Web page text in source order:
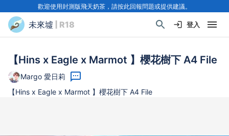
歡迎使用封測版飛天奶茶，請按此回報問題或提供建議。
未來墟 | R18 登入
【Hins x Eagle x Marmot 】櫻花樹下 A4 File
Margo 愛日莉
【Hins x Eagle x Marmot 】櫻花樹下 A4 File